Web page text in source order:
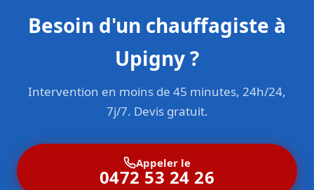
Besoin d'un chauffagiste à
Upigny ?
Intervention en moins de 45 minutes, 24h/24,
7j/7. Devis gratuit.
Appeler le
0472 53 24 26